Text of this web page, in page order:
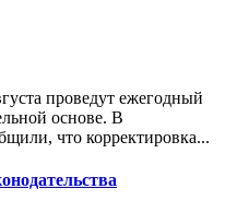
проведут ежегодный
основе. В
что корректировка...